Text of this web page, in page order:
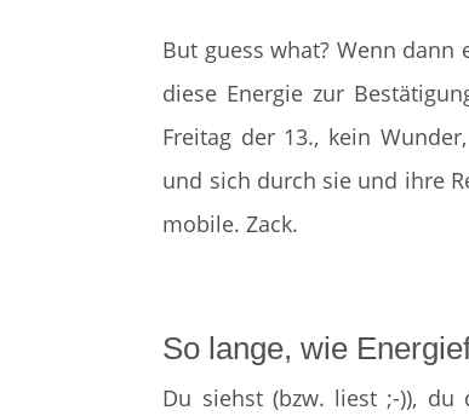
But guess what? Wenn
diese Energie zur
Freitag der 13., kein
und sich durch sie und ihre
mobile. Zack.
So lange, wie
Du siehst (bzw. liest ;-)),